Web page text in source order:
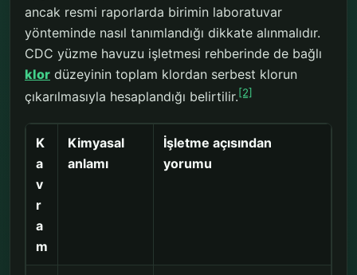
ancak resmi raporlarda birimin laboratuvar
yönteminde nasıl tanımlandığı dikkate alınmalıdır.
CDC yüzme havuzu işletmesi rehberinde de bağlı
klor düzeyinin toplam klordan serbest klorun
çıkarılmasıyla hesaplandığı belirtilir.[2]
K
a
v
r
a
m
Kimyasal
anlamı
İşletme açısından
yorumu